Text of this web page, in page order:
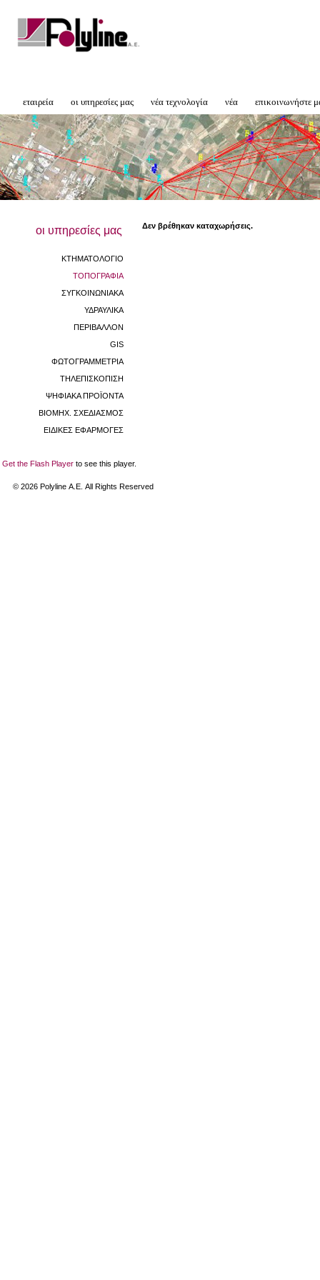
εταιρεία οι υπηρεσίες μας νέα τεχνολογία νέα επικοινωνήστε
οι υπηρεσίες μας
ΚΤΗΜΑΤΟΛΟΓΙΟ
ΤΟΠΟΓΡΑΦΙΑ
ΣΥΓΚΟΙΝΩΝΙΑΚΑ
ΥΔΡΑΥΛΙΚΑ
ΠΕΡΙΒΑΛΛΟΝ
GIS
ΦΩΤΟΓΡΑΜΜΕΤΡΙΑ
ΤΗΛΕΠΙΣΚΟΠΙΣΗ
ΨΗΦΙΑΚΑ ΠΡΟΪΟΝΤΑ
ΒΙΟΜHX. ΣΧΕΔΙΑΣΜΟΣ
ΕΙΔΙΚΕΣ ΕΦΑΡΜΟΓΕΣ
Δεν βρέθηκαν καταχωρήσεις.
Get the Flash Player to see this player.
© 2026 Polyline Α.Ε. All Rights Reserved